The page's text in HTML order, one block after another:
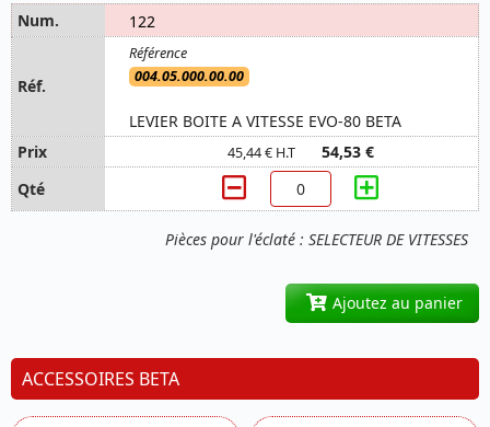
Pièces pour l'éclaté : SELECTEUR DE VITESSES
122
004.05.000.00.00
LEVIER BOITE A VITESSE EVO-80 BETA
45,44 € H.T 54,53 €
Ajoutez au panier
ACCESSOIRES BETA